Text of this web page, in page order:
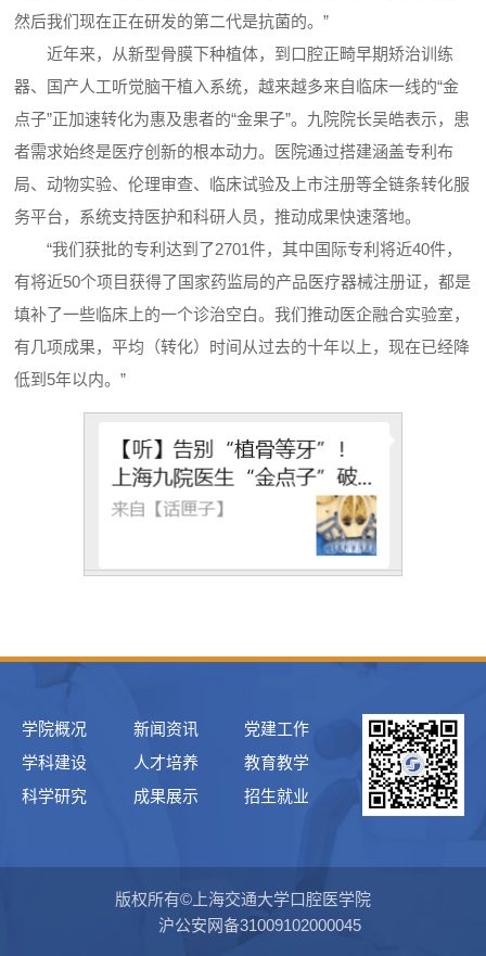
然后我们现在正在研发的第二代是抗菌的。”
近年来，从新型骨膜下种植体，到口腔正畸早期矫治训练
器、国产人工听觉脑干植入系统，越来越多来自临床一线的“金
点子”正加速转化为惠及患者的“金果子”。九院院长吴皓表示，患
者需求始终是医疗创新的根本动力。医院通过搭建涵盖专利布
局、动物实验、伦理审查、临床试验及上市注册等全链条转化服
务平台，系统支持医护和科研人员，推动成果快速落地。
“我们获批的专利达到了2701件，其中国际专利将近40件，
有将近50个项目获得了国家药监局的产品医疗器械注册证，都是
填补了一些临床上的一个诊治空白。我们推动医企融合实验室，
有几项成果，平均（转化）时间从过去的十年以上，现在已经降
低到5年以内。”
学院概况 新闻资讯
党建工作
学科建设
人才培养
教育教学
科学研究
成果展示 招生就业
版权所有©上海交通大学口腔医学院
沪公安网备31009102000045